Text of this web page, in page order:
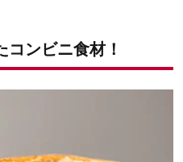
ンビニ食材！